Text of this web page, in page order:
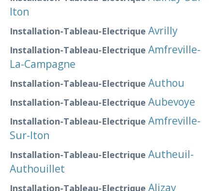
Iton
Installation-Tableau-Electrique Avrilly
Installation-Tableau-Electrique Amfreville-
La-Campagne
Installation-Tableau-Electrique Authou
Installation-Tableau-Electrique Aubevoye
Installation-Tableau-Electrique Amfreville-
Sur-Iton
Installation-Tableau-Electrique Autheuil-
Authouillet
Installation-Tableau-Electrique Alizay